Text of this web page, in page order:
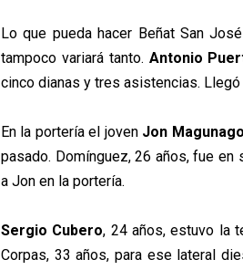
Lo que pueda hacer Beñat San
tampoco variará tanto. Antonio
cinco dianas y tres asistencias.
En la portería el joven Jon
pasado. Domínguez, 26 años, fue
a Jon en la portería.
Sergio Cubero, 24 años, estuvo la
Corpas, 33 años, para ese lateral